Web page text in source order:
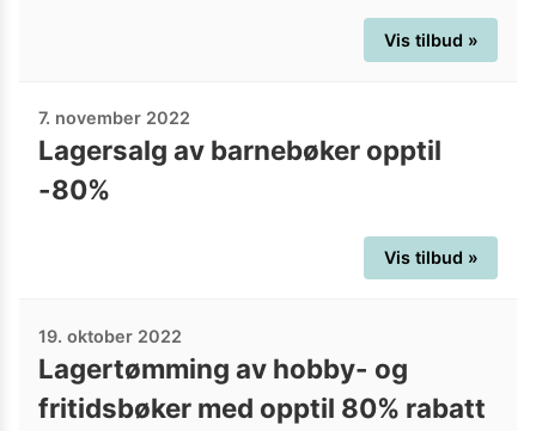
Vis tilbud »
7. november 2022
Lagersalg av barnebøker opptil
-80%
Vis tilbud »
19. oktober 2022
Lagertømming av hobby- og
fritidsbøker med opptil 80% rabatt